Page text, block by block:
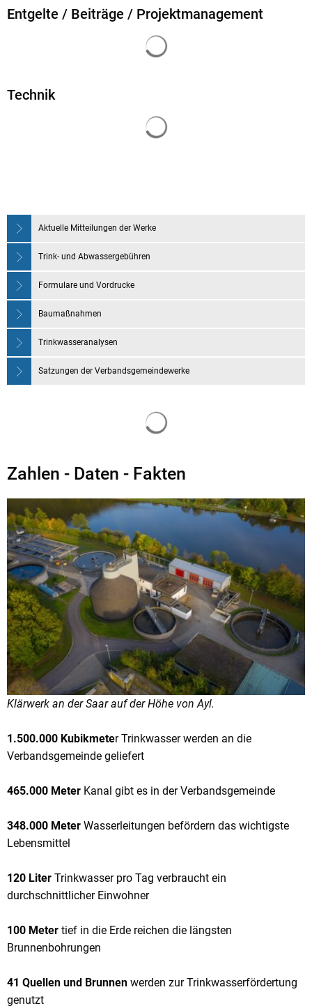
Entgelte / Beiträge / Projektmanagement
Technik
Aktuelle Mitteilungen der Werke
Trink- und Abwassergebühren
Formulare und Vordrucke
Baumaßnahmen
Trinkwasseranalysen
Satzungen der Verbandsgemeindewerke
Zahlen - Daten - Fakten
Klärwerk an der Saar auf der Höhe von Ayl.
1.500.000 Kubikmeter Trinkwasser werden an die
Verbandsgemeinde geliefert
465.000 Meter Kanal gibt es in der Verbandsgemeinde
348.000 Meter Wasserleitungen befördern das wichtigste
Lebensmittel
120 Liter Trinkwasser pro Tag verbraucht ein
durchschnittlicher Einwohner
100 Meter tief in die Erde reichen die längsten
Brunnenbohrungen
41 Quellen und Brunnen werden zur Trinkwasserfördertung
genutzt